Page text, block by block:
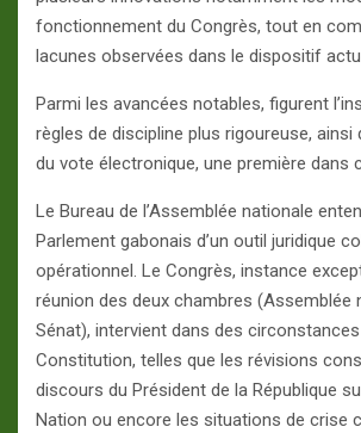
fonctionnement du Congrès, tout en
lacunes observées dans le dispositif
Parmi les avancées notables, figurent
règles de discipline plus rigoureuse, ainsi
du vote électronique, une première dans
Le Bureau de l’Assemblée nationale
Parlement gabonais d’un outil juridique
opérationnel. Le Congrès, instance
réunion des deux chambres (Assemblée
Sénat), intervient dans des
Constitution, telles que les révisions
discours du Président de la République
Nation ou encore les situations de crise